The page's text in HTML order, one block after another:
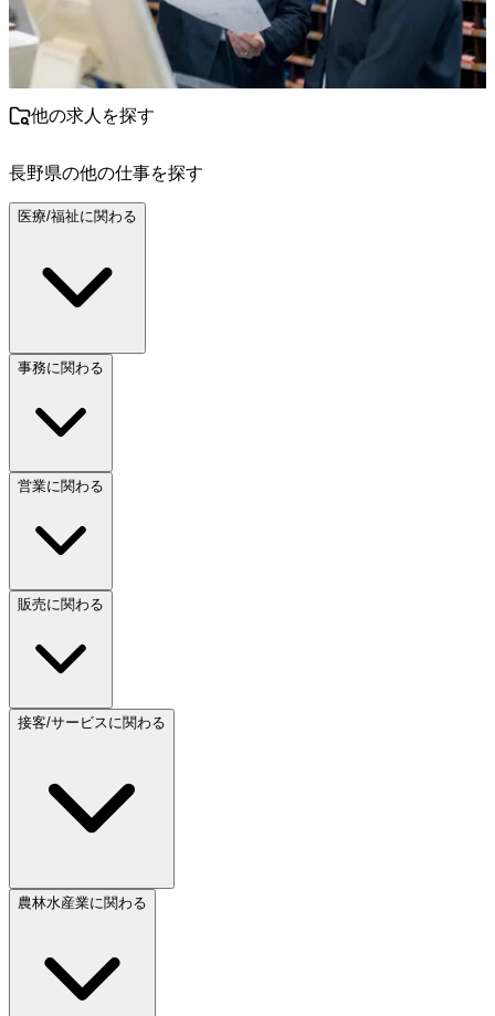
他の求人を探す
長野県の他の仕事を探す
医療/福祉に関わる
事務に関わる
営業に関わる
販売に関わる
接客/サービスに関わる
農林水産業に関わる